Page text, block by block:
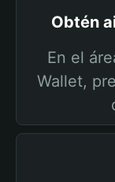
Obtén
En el
Wallet,